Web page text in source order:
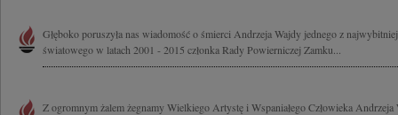
Głęboko poruszyła nas wiadomość o śmierci Andrzeja Wajdy jednego z
światowego w latach 2001 - 2015 członka Rady Powierniczej Zamku...
Z ogromnym żalem żegnamy Wielkiego Artystę i Wspaniałego Człowieka